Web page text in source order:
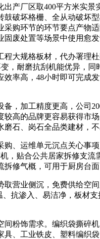
厂区取400平方米实景
破坏格栅、全从动破坏
购环节的环节要点产物
废处置等场景中使用愈发
规格板材，代办署理
，耐磨抗刮机能优异，
率高，48小时即可完成
加工精度更高，公司
高的品牌更容易获得市
石、岗石全品类建材，
运维单元沉点关心事
，贴合公共居家拆修支
修气概，可用于厨房台
业侧沉，免费供给空
抗渗入、易洁净，板材
饰需求。编织袋撕碎机
、工业铁皮、塑料编织